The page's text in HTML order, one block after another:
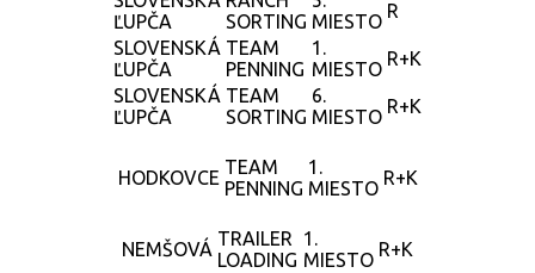
ĽUPČA
SORTING MIESTO R
SLOVENSKÁ
ĽUPČA
TEAM
PENNING
1.
MIESTO R+K
SLOVENSKÁ
ĽUPČA
TEAM
SORTING
6.
MIESTO R+K
HODKOVCE TEAM
PENNING
1.
MIESTO R+K
NEMŠOVÁ TRAILER
LOADING
1.
MIESTO R+K